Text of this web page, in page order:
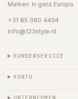
Marken. In ganz Europa.
+31 85 060 4404
info@123style.nl
KUNDENSERVICE
KONTO
UNTERNEHMEN